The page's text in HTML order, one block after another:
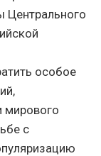
Центрального
особое
мирового
с